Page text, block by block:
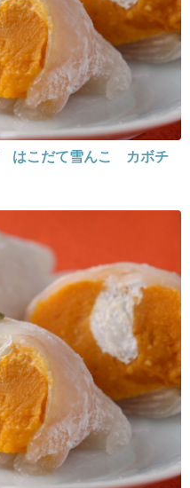
こだて雪んこ カボチ